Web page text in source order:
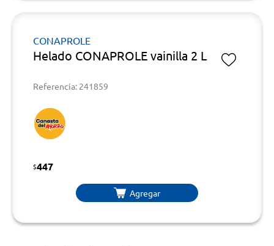
CONAPROLE
Helado CONAPROLE vainilla 2 L
Referencia: 241859
$447
Agregar